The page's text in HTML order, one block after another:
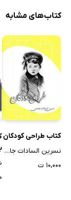
کتاب‌های مشابه
کتاب طراحی کودکان
نسرین السادات جاسمی
۱۰,۰۰۰ ت